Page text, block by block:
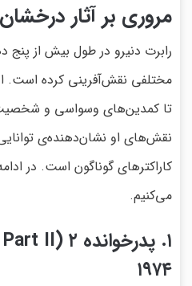
مروری بر آثار
رابرت دنیرو در طول بیش از پنج
مختلفی نقش‌آفرینی کرده است.
تا کمدین‌های وسواسی و
نقش‌های او نشان‌دهنده‌ی توانایی
کاراکترهای گوناگون است. در
می‌کنیم.
۱۹۷۴